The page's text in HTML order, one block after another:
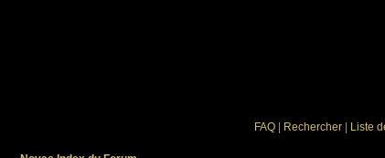
FAQ Rechercher Liste